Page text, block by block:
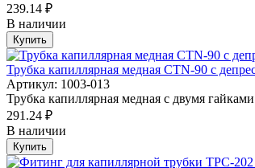
239.14 ₽
В наличии
Купить
Трубка капиллярная медная CTN-90 с
Артикул: 1003-013
Трубка капиллярная медная с двумя
291.24 ₽
В наличии
Купить